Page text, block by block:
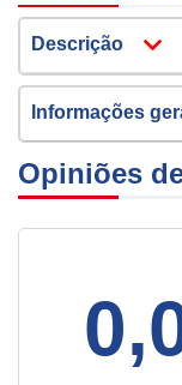
Descrição
Informações
Opiniões